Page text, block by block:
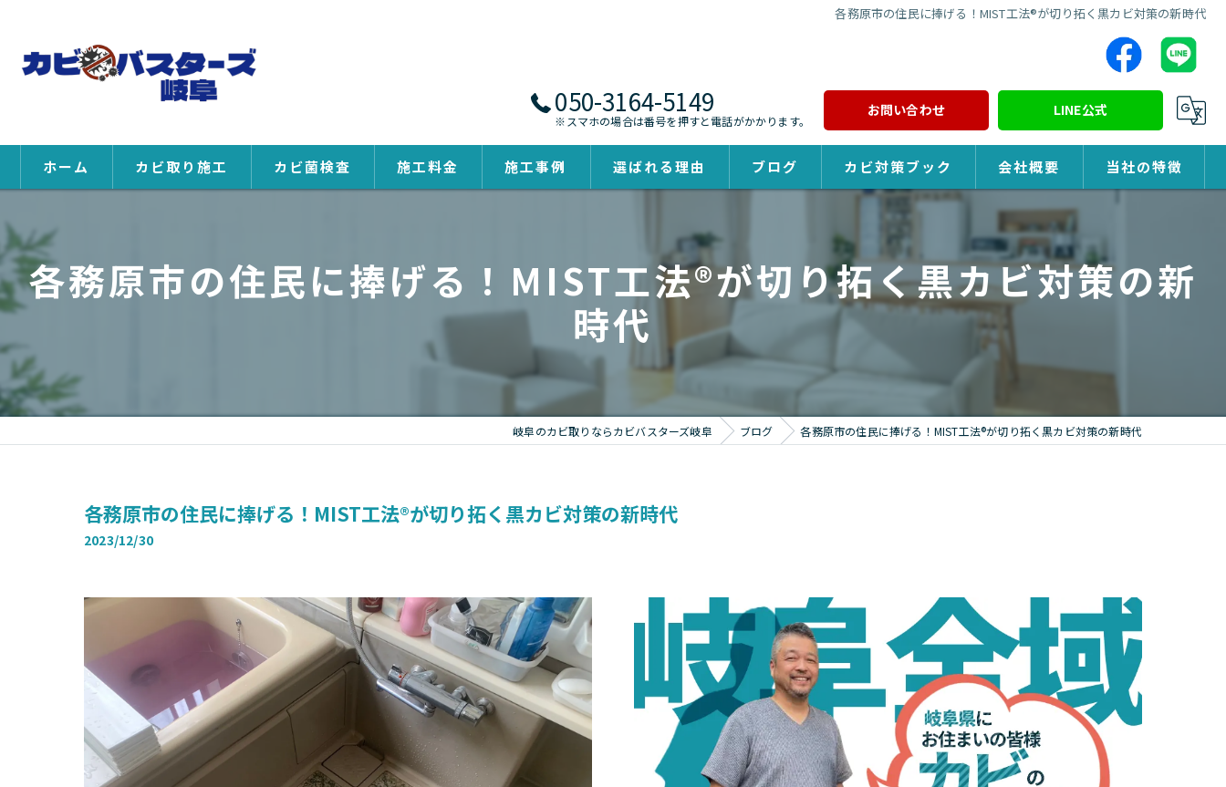
各務原市の住民に捧げる！MIST工法®が切り拓く黒カビ対策の新時代
050-3164-5149
※スマホの場合は番号を押すと電話がかかります。
お問い合わせ LINE公式
ホーム カビ取り施工 カビ菌検査 施工料金 施工事例 選ばれる理由 ブログ カビ対策ブック 会社概要 当社の特徴
除カビ
各務原市の住民に捧げる！MIST工法®が切り拓く黒カビ対策の新
時代
岐阜のカビ取りならカビバスターズ岐阜 ブログ 各務原市の住民に捧げる！MIST工法®が切り拓く黒カビ対策の新時代
各務原市の住民に捧げる！MIST工法®が切り拓く黒カビ対策の新時代
2023/12/30